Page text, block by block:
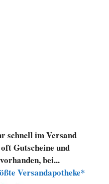
schnell im Versand
Gutscheine und
bei...
Versandapotheke*